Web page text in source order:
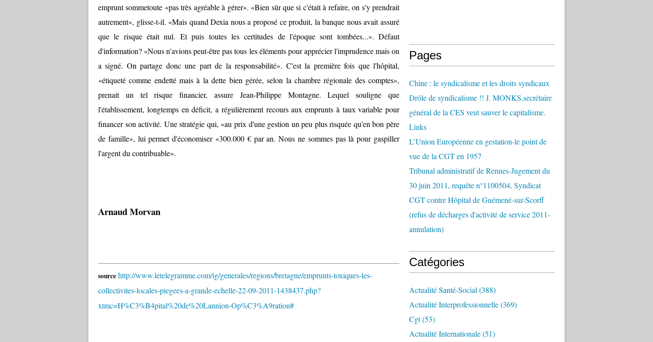
emprunt sommetoute «pas très agréable à gérer». «Bien sûr que si c'était à refaire, on s'y prendrait
autrement», glisse-t-il. «Mais quand Dexia nous a proposé ce produit, la banque nous avait assuré
que le risque était nul. Et puis toutes les certitudes de l'époque sont tombées...». Défaut
d'information? «Nous n'avions peut-être pas tous les éléments pour apprécier l'imprudence mais on
a signé. On partage donc une part de la responsabilité». C'est la première fois que l'hôpital,
«étiqueté comme endetté mais à la dette bien gérée, selon la chambre régionale des comptes»,
prenait un tel risque financier, assure Jean-Philippe Montagne. Lequel souligne que
l'établissement, longtemps en déficit, a régulièrement recours aux emprunts à taux variable pour
financer son activité. Une stratégie qui, «au prix d'une gestion un peu plus risquée qu'en bon père
de famille», lui permet d'économiser «300.000 € par an. Nous ne sommes pas là pour gaspiller
l'argent du contribuable».
Arnaud Morvan
source http://www.letelegramme.com/ig/generales/regions/bretagne/emprunts-toxiques-les-
collectivites-locales-piegees-a-grande-echelle-22-09-2011-1438437.php?
xtmc=H%C3%B4pital%20de%20Lannion-Op%C3%A9ration#
Pages
Chine : le syndicalisme et les droits syndicaux
Drôle de syndicalisme !! J. MONKS,secrétaire
général de la CES veut sauver le capitalisme.
Links
L’Union Européenne en gestation-le point de
vue de la CGT en 1957
Tribunal administratif de Rennes-Jugement du
30 juin 2011, requête n°1100504, Syndicat
CGT contre Hôpital de Guémené-sur-Scorff
(refus de décharges d'activité de service 2011-
annulation)
Catégories
Actualité Santé-Social (388)
Actualité Interprofessionnelle(369)
Cgt(53)
Actualité Internationale(51)